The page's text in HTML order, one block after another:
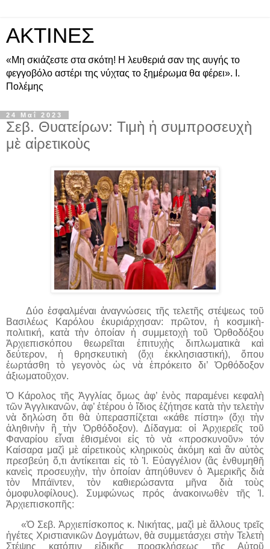
ΑΚΤΙΝΕΣ
«Μη σκιάζεστε στα σκότη! Η λευθεριά σαν της αυγής το
φεγγοβόλο αστέρι της νύχτας το ξημέρωμα θα φέρει». Ι.
Πολέμης
24 Μαΐ 2023
Σεβ. Θυατείρων: Τιμὴ ἡ συμπροσευχὴ
μὲ αἱρετικοὺς
Δύο ἐσφαλμέναι ἀναγνώσεις τῆς τελετῆς στέψεως τοῦ
Βασιλέως Καρόλου ἐκυριάρχησαν: πρῶτον, ἡ κοσμικὴ-
πολιτική, κατὰ τὴν ὁποίαν ἡ συμμετοχὴ τοῦ Ὀρθοδόξου
Ἀρχιεπισκόπου θεωρεῖται ἐπιτυχὴς διπλωματικὰ καὶ
δεύτερον, ἡ θρησκευτικὴ (ὄχι ἐκκλησιαστική), ὅπου
ἑωρτάσθη τὸ γεγονὸς ὡς νὰ ἐπρόκειτο δι’ Ὀρθόδοξον
ἀξιωματοῦχον.
Ὁ Κάρολος τῆς Ἀγγλίας ὅμως ἀφ’ ἑνὸς παραμένει κεφαλὴ
τῶν Ἀγγλικανῶν, ἀφ’ ἑτέρου ὁ ἴδιος ἐζήτησε κατὰ τὴν τελετὴν
νὰ δηλώση ὅτι θὰ ὑπερ­ασπίζεται «κάθε πίστη» (ὄχι τὴν
ἀληθινὴν ἢ τὴν Ὀρθόδοξον). Δίδαγμα: οἱ Ἀρχιερεῖς τοῦ
Φαναρίου εἶναι ἐθισμένοι εἰς τὸ νὰ «προσκυνοῦν» τόν
Καίσαρα μαζὶ μὲ αἱρετικοὺς κληρικοὺς ἀκόμη καὶ ἂν αὐτὸς
πρεσβεύη ὅ,τι ἀντίκειται εἰς τὸ Ἱ. Εὐαγγέλιον (ἂς ἐνθυμηθῆ
κανεὶς προσευχὴν, τὴν ὁποίαν ἀπηύθυνεν ὁ Ἀμερικῆς διὰ
τὸν Μπάϊντεν, τὸν καθιερώσαντα μῆνα διὰ τοὺς
ὁμοφυλοφίλους). Συμφώνως πρός ἀνακοινωθὲν τῆς Ἱ.
Ἀρχιεπισκοπῆς:
«Ὁ Σεβ. Ἀρχιεπίσκοπος κ. Νικήτας, μαζὶ μὲ ἄλλους τρεῖς
ἡγέτες Χριστιανικῶν Δογμάτων, θὰ συμμετάσχει στὴν Τελετὴ
Στέψης κατόπιν εἰδικῆς προσκλήσεως τῆς Αὐτοῦ